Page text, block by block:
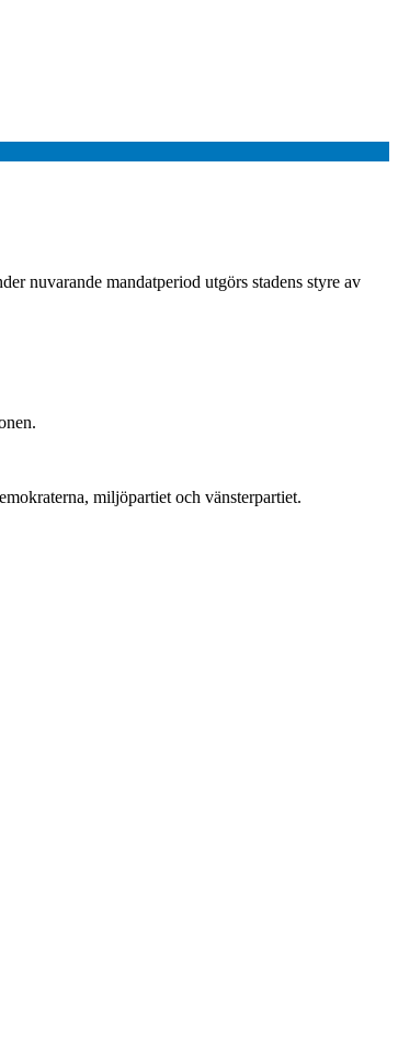
nuvarande mandatperiod utgörs stadens styre av
miljöpartiet och vänsterpartiet.